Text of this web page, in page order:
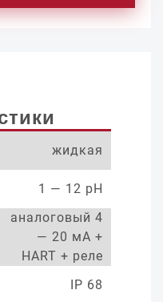
жидкая
1 — 12 pH
аналоговый 4
— 20 мА +
HART + реле
IP 68